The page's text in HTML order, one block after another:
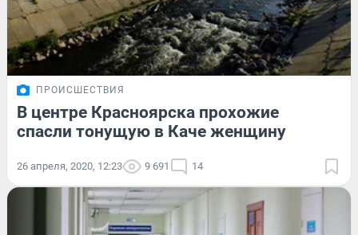
ПРОИСШЕСТВИЯ
В центре Красноярска прохожие
спасли тонущую в Каче женщину
26 апреля, 2020, 12:23 9 691 14